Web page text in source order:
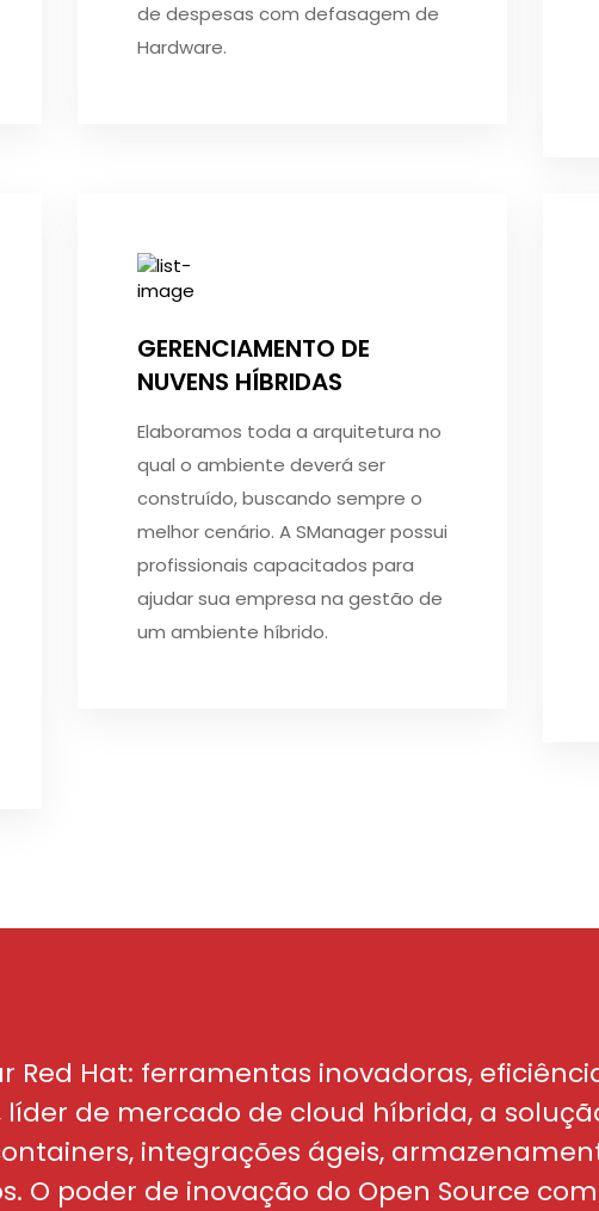
de despesas com defasagem de
Hardware.
GERENCIAMENTO DE
NUVENS HÍBRIDAS
Elaboramos toda a arquitetura no
qual o ambiente deverá ser
construído, buscando sempre o
melhor cenário. A SManager possui
profissionais capacitados para
ajudar sua empresa na gestão de
um ambiente híbrido.
Red Hat: ferramentas inovadoras,
líder de mercado de cloud híbrida, a
integrações ágeis,
O poder de inovação do Open Source